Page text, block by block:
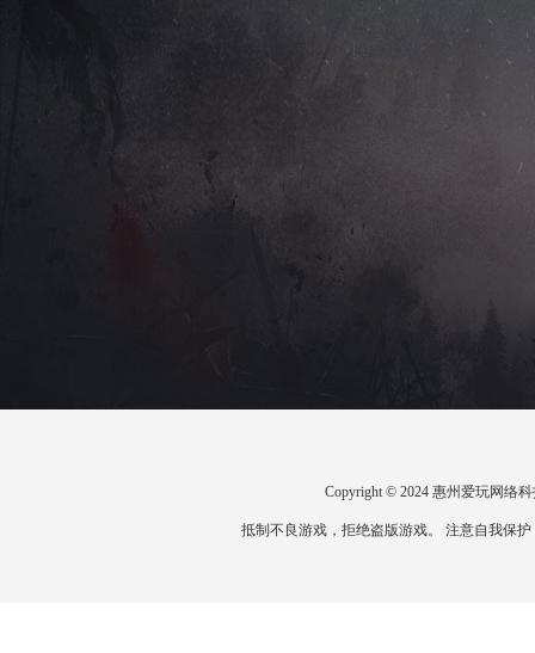
Copyright © 2024 惠州爱玩网络
抵制不良游戏，拒绝盗版游戏。 注意自我保